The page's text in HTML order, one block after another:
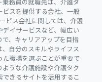
スを提供する会社、一般
ビス会社に関しては、介護
イサービスなど、幅広い
、キャリアアップを目指
自分のスキルやライフス
職場を選ぶことが重要で
うな介護施設や介護タク
きるサイトを活用するこ